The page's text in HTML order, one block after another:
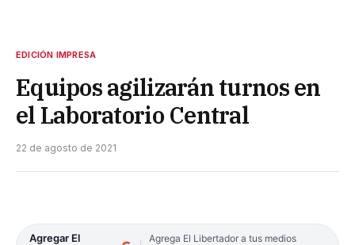
EDICIÓN IMPRESA
Equipos agilizarán turnos en
el Laboratorio Central
22 de agosto de 2021
Agregar El
Agrega El Libertador a tus medios